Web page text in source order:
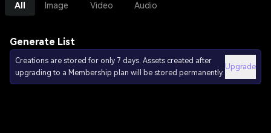
All Image Video Audio
Generate List
Creations are stored for only 7 days. Assets created after
upgrading to a Membership plan will be stored permanently.
Upgrade